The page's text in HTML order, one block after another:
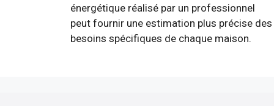
énergétique réalisé par un professionnel
peut fournir une estimation plus précise des
besoins spécifiques de chaque maison.